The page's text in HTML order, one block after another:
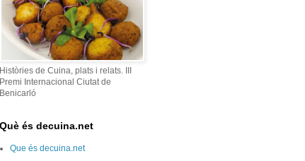
Històries de Cuina, plats i relats. III
Premi Internacional Ciutat de
Benicarló
Què és decuina.net
Que és decuina.net